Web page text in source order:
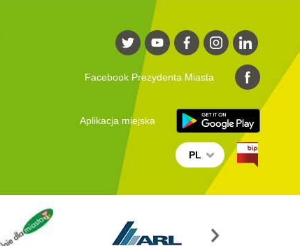
Facebook Prezydenta Miasta
Aplikacja miejska
PL